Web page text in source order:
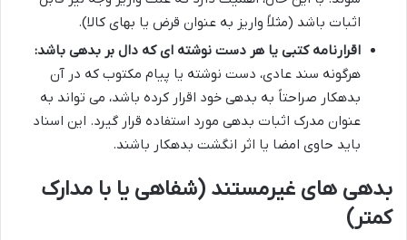
اثبات باشد (مثلاً واریز به عنوان قرض یا بهای کالا).
اقرارنامه کتبی یا هر دست نوشته ای که دال بر بدهی باشد:
هرگونه سند عادی، دست نوشته یا پیام مکتوب که در آن
بدهکار صراحتاً به بدهی خود اقرار کرده باشد، می تواند به
عنوان مدرک اثبات بدهی مورد استفاده قرار گیرد. این اسناد
باید حاوی امضا یا اثر انگشت بدهکار باشند.
بدهی های غیرمستند (شفاهی یا با مدارک
کمتر)